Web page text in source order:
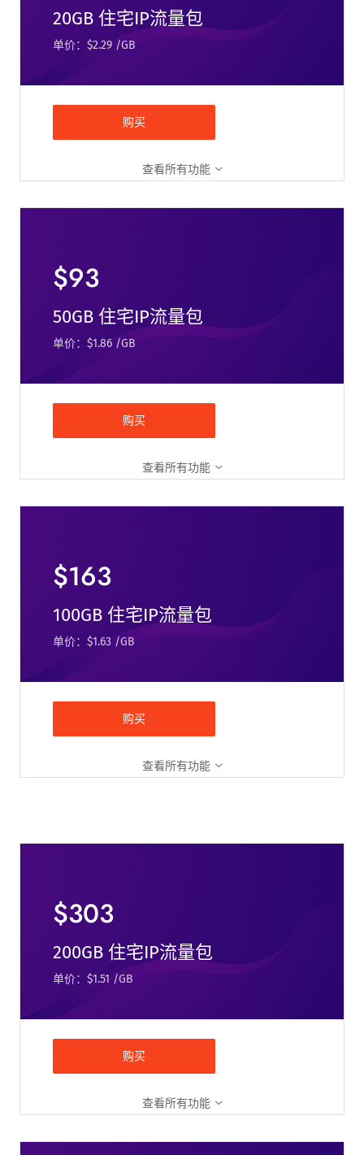
20GB 住宅IP流量包
单价：$2.29 /GB
购买
查看所有功能
$93
50GB 住宅IP流量包
单价：$1.86 /GB
购买
查看所有功能
$163
100GB 住宅IP流量包
单价：$1.63 /GB
购买
查看所有功能
$303
200GB 住宅IP流量包
单价：$1.51 /GB
购买
查看所有功能